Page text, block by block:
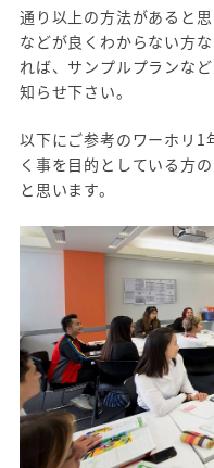
通り以上の方法があると
などが良くわからない方
れば、サンプルプランな
知らせ下さい。
以下にご参考のワーホリ1
く事を目的としている方
と思います。